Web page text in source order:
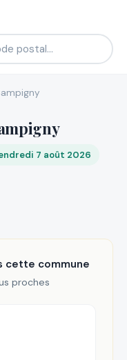
7 août 2026
cette commune
proches